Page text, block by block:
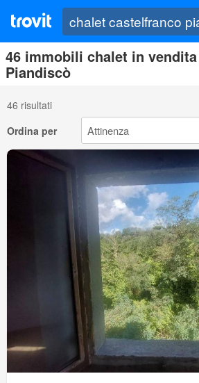
46 immobili chalet in
Piandiscò
46 risultati
Ordina per